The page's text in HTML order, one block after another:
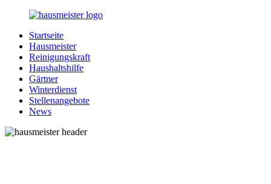
Zurück
Inhalt
Hausmeister.de
Alles
rund
Ihren
Haushalt
Startseite
Hausmeister
Reinigungskraft
Haushaltshilfe
Gärtner
Winterdienst
Stellenangebote
News